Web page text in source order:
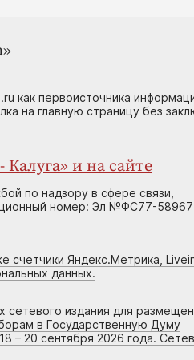
как первоисточника
на главную страницу без
и на сайте
по надзору в сфере связи,
номер: Эл №ФС77-58967
счетчики Яндекс.Метрика,
данных.
сетевого издания для
в Государственную Думу
– 20 сентября 2026 года.